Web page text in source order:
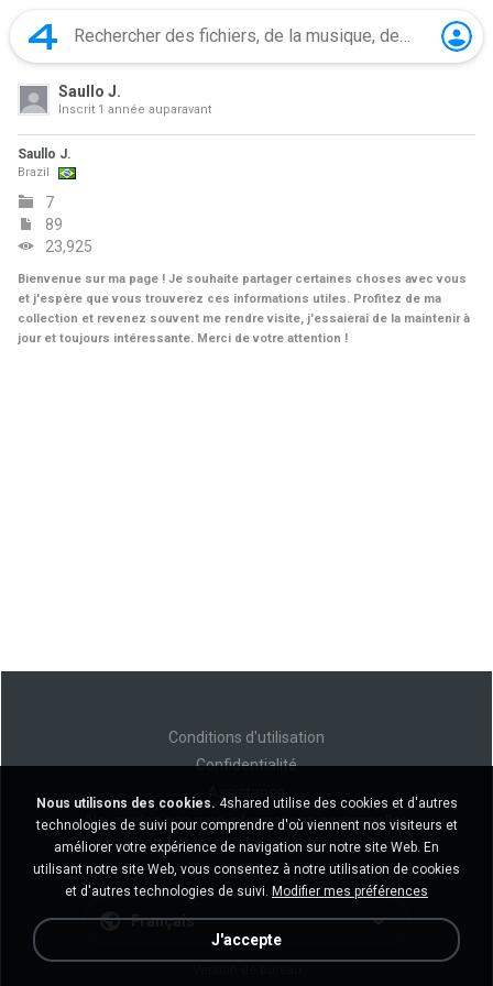
Saullo J.
Inscrit 1 année auparavant
Saullo J.
Brazil
7
89
23,925
Bienvenue sur ma page ! Je souhaite partager certaines choses avec vous
et j'espère que vous trouverez ces informations utiles. Profitez de ma
collection et revenez souvent me rendre visite, j'essaierai de la maintenir à
jour et toujours intéressante. Merci de votre attention !
Conditions d'utilisation
Confidentialité
Ne vendez pas mes informations personnelles
Ne pas partager mes informations personnelles
Français
Nous utilisons des cookies. 4shared utilise des cookies et d'autres
technologies de suivi pour comprendre d'où viennent nos visiteurs et
améliorer votre expérience de navigation sur notre site Web. En
utilisant notre site Web, vous consentez à notre utilisation de cookies
et d'autres technologies de suivi. Modifier mes préférences
J'accepte